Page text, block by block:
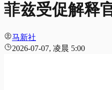
菲兹受促解释
马新社
2026-07-07, 凌晨 5:00